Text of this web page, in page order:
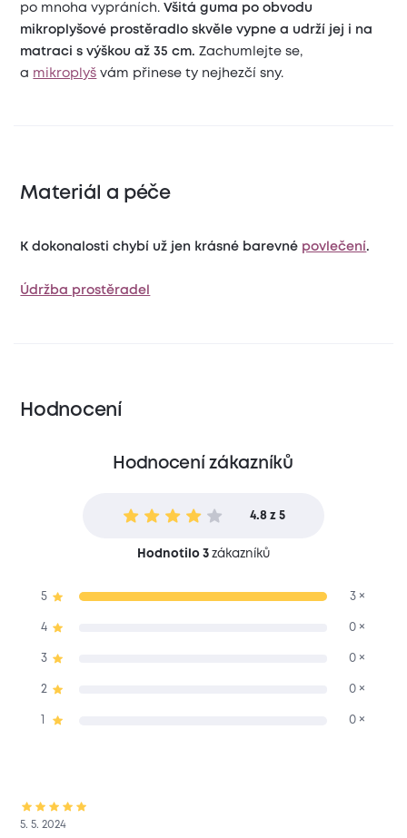
po mnoha vypráních.Všitá guma po obvodu
mikroplyšové prostěradlo skvěle vypne a udrží jej i na
matraci s výškou až 35 cm. Zachumlejte se,
a mikroplyš vám přinese ty nejhezčí sny.
Materiál a péče
K dokonalosti chybí už jen krásné barevné povlečení.
Údržba prostěradel
Hodnocení
Hodnocení zákazníků
4.8 z 5
Hodnotilo 3zákazníků
5 3 ×
4 0 ×
3 0 ×
2 0 ×
0 ×
5. 5. 2024